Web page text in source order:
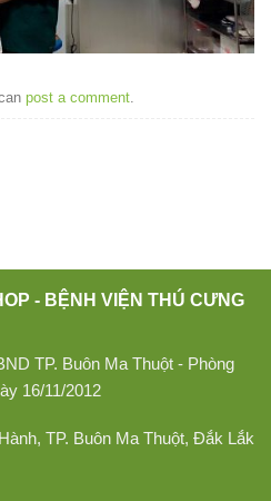
post a comment.
- BỆNH VIỆN THÚ CƯNG
TP. Buôn Ma Thuột - Phòng
16/11/2012
TP. Buôn Ma Thuột, Đắk Lắk